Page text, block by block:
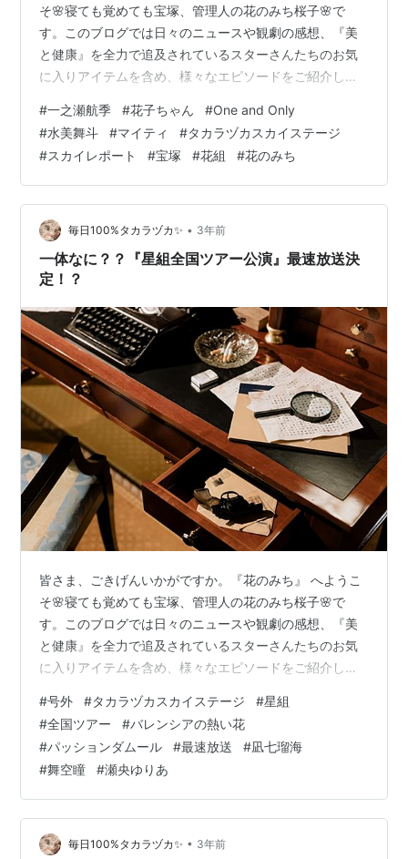
そ🌸寝ても覚めても宝塚、管理人の花のみち桜子🌸で
す。このブログでは日々のニュースや観劇の感想、『美
と健康』を全力で追及されているスターさんたちのお気
に入りアイテムを含め、様々なエピソードをご紹介して
タカラジェンヌ気分を味わったり、大切な方、大好きな
スターさんへのプレゼントにしてみてはいかがでしょ
う。 そのまま流すなんて信じられない💦 スカステ、その
まま流しちゃった💦 過去にもあった、チャックオープン
の映像😲 スカステ、そのまま流しちゃった💦 週末のタカ
ラヅカ・ニュース総集編…
#一之瀬航季 #花子ちゃん #One and Only
#水美舞斗 #マイティ #タカラヅカスカイステージ
#スカイレポート #宝塚 #花組 #花のみち
毎日100%タカラヅカ✨ • 3年前
一体なに？？『星組全国ツアー公演』最速放送決
定！？
皆さま、ごきげんいかがですか。『花のみち』 へようこ
そ🌸寝ても覚めても宝塚、管理人の花のみち桜子🌸で
す。このブログでは日々のニュースや観劇の感想、『美
と健康』を全力で追及されているスターさんたちのお気
に入りアイテムを含め、様々なエピソードをご紹介して
タカラジェンヌ気分を味わったり、大切な方、大好きな
スターさんへのプレゼントにしてみてはいかがでしょ
う。 一体なに？？『星組全国ツアー公演』最速放送決
定！？ 一体なに？？『星組全国ツアー公演』最速放送決
定！？ 先ほどタカラヅカ・スカイ・ステージから『号
外』とメールが来たのですが・・…
#号外 #タカラヅカスカイステージ #星組
#全国ツアー #バレンシアの熱い花
#パッションダムール #最速放送 #凪七瑠海
#舞空瞳 #瀬央ゆりあ
毎日100%タカラヅカ✨ • 3年前